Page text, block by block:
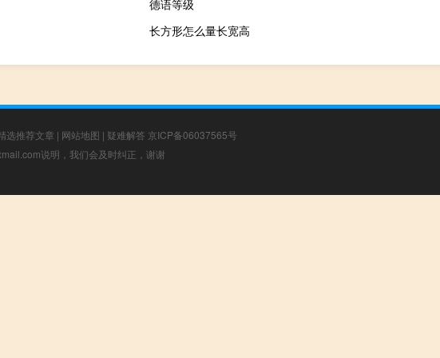
德语等级
长方形怎么量长宽高
选推荐文章 | 网站地图 | 疑难解答 京ICP备06037565号
说明，我们会及时纠正，谢谢